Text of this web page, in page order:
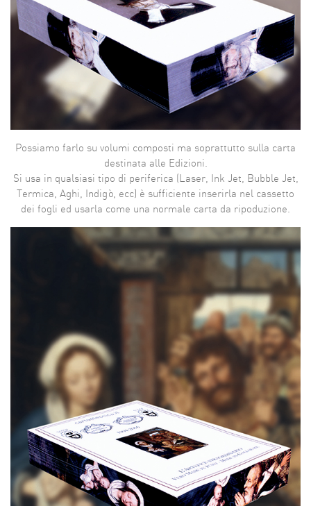
Possiamo farlo su volumi composti ma soprattutto sulla carta
destinata alle Edizioni.
Si usa in qualsiasi tipo di periferica (Laser, Ink Jet, Bubble Jet,
Termica, Aghi, Indigò, ecc) è sufficiente inserirla nel cassetto
dei fogli ed usarla come una normale carta da ripoduzione.